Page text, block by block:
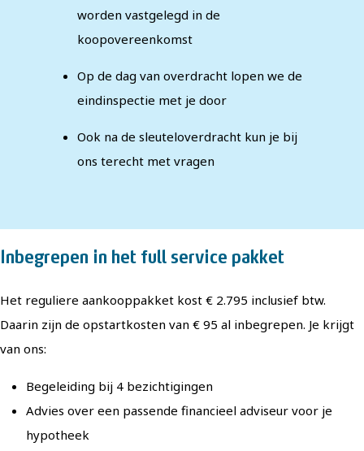
worden vastgelegd in de
koopovereenkomst
Op de dag van overdracht lopen we de
eindinspectie met je door
Ook na de sleuteloverdracht kun je bij
ons terecht met vragen
Inbegrepen in het full service pakket
Het reguliere aankooppakket kost € 2.795 inclusief btw.
Daarin zijn de opstartkosten van € 95 al inbegrepen. Je krijgt
van ons:
Begeleiding bij 4 bezichtigingen
Advies over een passende financieel adviseur voor je
hypotheek